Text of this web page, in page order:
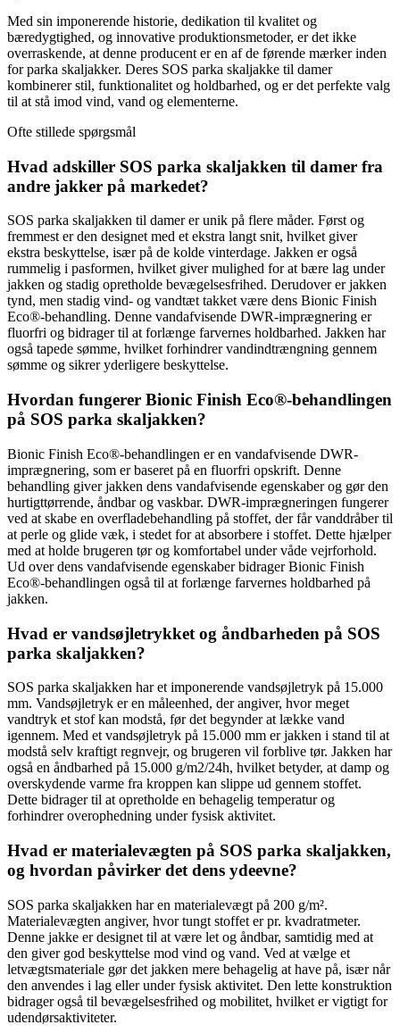
Med sin imponerende historie, dedikation til kvalitet og
bæredygtighed, og innovative produktionsmetoder, er det ikke
overraskende, at denne producent er en af de førende mærker inden
for parka skaljakker. Deres SOS parka skaljakke til damer
kombinerer stil, funktionalitet og holdbarhed, og er det perfekte valg
til at stå imod vind, vand og elementerne.
Ofte stillede spørgsmål
Hvad adskiller SOS parka skaljakken til damer fra
andre jakker på markedet?
SOS parka skaljakken til damer er unik på flere måder. Først og
fremmest er den designet med et ekstra langt snit, hvilket giver
ekstra beskyttelse, især på de kolde vinterdage. Jakken er også
rummelig i pasformen, hvilket giver mulighed for at bære lag under
jakken og stadig opretholde bevægelsesfrihed. Derudover er jakken
tynd, men stadig vind- og vandtæt takket være dens Bionic Finish
Eco®-behandling. Denne vandafvisende DWR-imprægnering er
fluorfri og bidrager til at forlænge farvernes holdbarhed. Jakken har
også tapede sømme, hvilket forhindrer vandindtrængning gennem
sømme og sikrer yderligere beskyttelse.
Hvordan fungerer Bionic Finish Eco®-behandlingen
på SOS parka skaljakken?
Bionic Finish Eco®-behandlingen er en vandafvisende DWR-
imprægnering, som er baseret på en fluorfri opskrift. Denne
behandling giver jakken dens vandafvisende egenskaber og gør den
hurtigttørrende, åndbar og vaskbar. DWR-imprægneringen fungerer
ved at skabe en overfladebehandling på stoffet, der får vanddråber til
at perle og glide væk, i stedet for at absorbere i stoffet. Dette hjælper
med at holde brugeren tør og komfortabel under våde vejrforhold.
Ud over dens vandafvisende egenskaber bidrager Bionic Finish
Eco®-behandlingen også til at forlænge farvernes holdbarhed på
jakken.
Hvad er vandsøjletrykket og åndbarheden på SOS
parka skaljakken?
SOS parka skaljakken har et imponerende vandsøjletryk på 15.000
mm. Vandsøjletryk er en måleenhed, der angiver, hvor meget
vandtryk et stof kan modstå, før det begynder at lække vand
igennem. Med et vandsøjletryk på 15.000 mm er jakken i stand til at
modstå selv kraftigt regnvejr, og brugeren vil forblive tør. Jakken har
også en åndbarhed på 15.000 g/m2/24h, hvilket betyder, at damp og
overskydende varme fra kroppen kan slippe ud gennem stoffet.
Dette bidrager til at opretholde en behagelig temperatur og
forhindrer overophedning under fysisk aktivitet.
Hvad er materialevægten på SOS parka skaljakken,
og hvordan påvirker det dens ydeevne?
SOS parka skaljakken har en materialevægt på 200 g/m².
Materialevægten angiver, hvor tungt stoffet er pr. kvadratmeter.
Denne jakke er designet til at være let og åndbar, samtidig med at
den giver god beskyttelse mod vind og vand. Ved at vælge et
letvægtsmateriale gør det jakken mere behagelig at have på, især når
den anvendes i lag eller under fysisk aktivitet. Den lette konstruktion
bidrager også til bevægelsesfrihed og mobilitet, hvilket er vigtigt for
udendørsaktiviteter.